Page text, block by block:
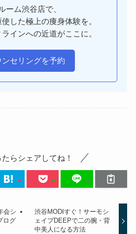
ーム渋谷店で、
した極上の痩身体験を。
インへの近道がここに。
ンセリングを予約
たらシェアしてね！
会シ
ログ
渋谷MODIすぐ！サーモシ
ェイプDEEPで二の腕・背
中美人になる方法